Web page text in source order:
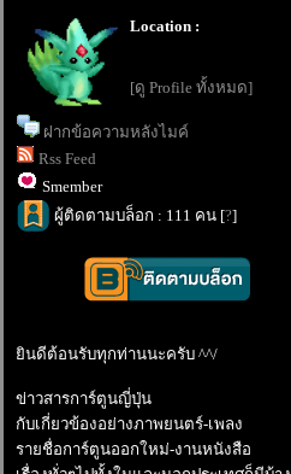
Location :
[ดู Profile ทั้งหมด]
ฝากข้อความหลังไมค์
Rss Feed
Smember
ผู้ติดตามบล็อก : 111 คน [?]
ินดีต้อนรับทุกท่านนะครับ ^^/
ข่าวสารการ์ตูนญี่ปุ่น
กับเกี่ยวข้องอย่างภาพยนตร์-เพลง
รายชื่อการ์ตูนออกใหม่-งานหนังสือ